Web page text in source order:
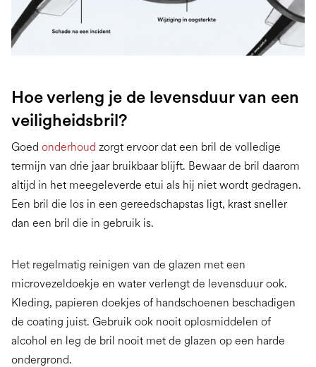
Hoe verleng je de levensduur van een
veiligheidsbril?
Goed onderhoud zorgt ervoor dat een bril de volledige
termijn van drie jaar bruikbaar blijft. Bewaar de bril daarom
altijd in het meegeleverde etui als hij niet wordt gedragen.
Een bril die los in een gereedschapstas ligt, krast sneller
dan een bril die in gebruik is.
Het regelmatig reinigen van de glazen met een
microvezeldoekje en water verlengt de levensduur ook.
Kleding, papieren doekjes of handschoenen beschadigen
de coating juist. Gebruik ook nooit oplosmiddelen of
alcohol en leg de bril nooit met de glazen op een harde
ondergrond.